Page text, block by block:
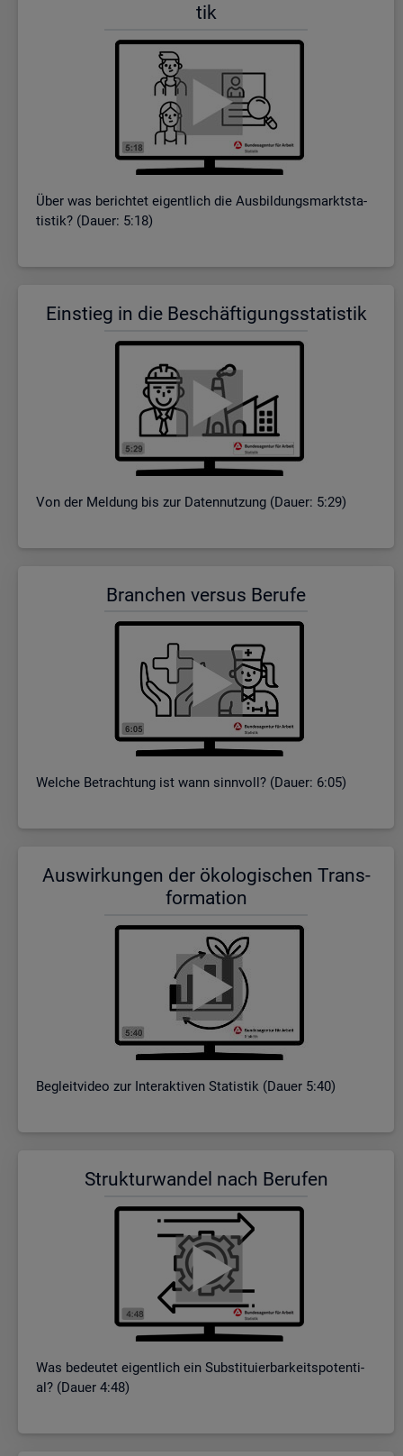
tik
Über was be­rich­tet ei­gent­lich die Aus­bil­dungs­markt­sta­
tis­tik? (Dauer: 5:18)
Ein­stieg in die Be­schäf­ti­gungs­sta­tis­tik
Von der Mel­dung bis zur Da­ten­nut­zung (Dauer: 5:29)
Bran­chen ver­sus Be­ru­fe
Wel­che Be­trach­tung ist wann sinn­voll? (Dauer: 6:05)
Aus­wir­kun­gen der öko­lo­gi­schen Trans­
for­ma­ti­on
Be­gleit­vi­deo zur In­ter­ak­ti­ven Sta­tis­tik (Dauer 5:40)
Struk­tur­wan­del nach Be­ru­fen
Was be­deu­tet ei­gent­lich ein Sub­sti­tu­ier­bar­keits­po­ten­ti­
al? (Dauer 4:48)